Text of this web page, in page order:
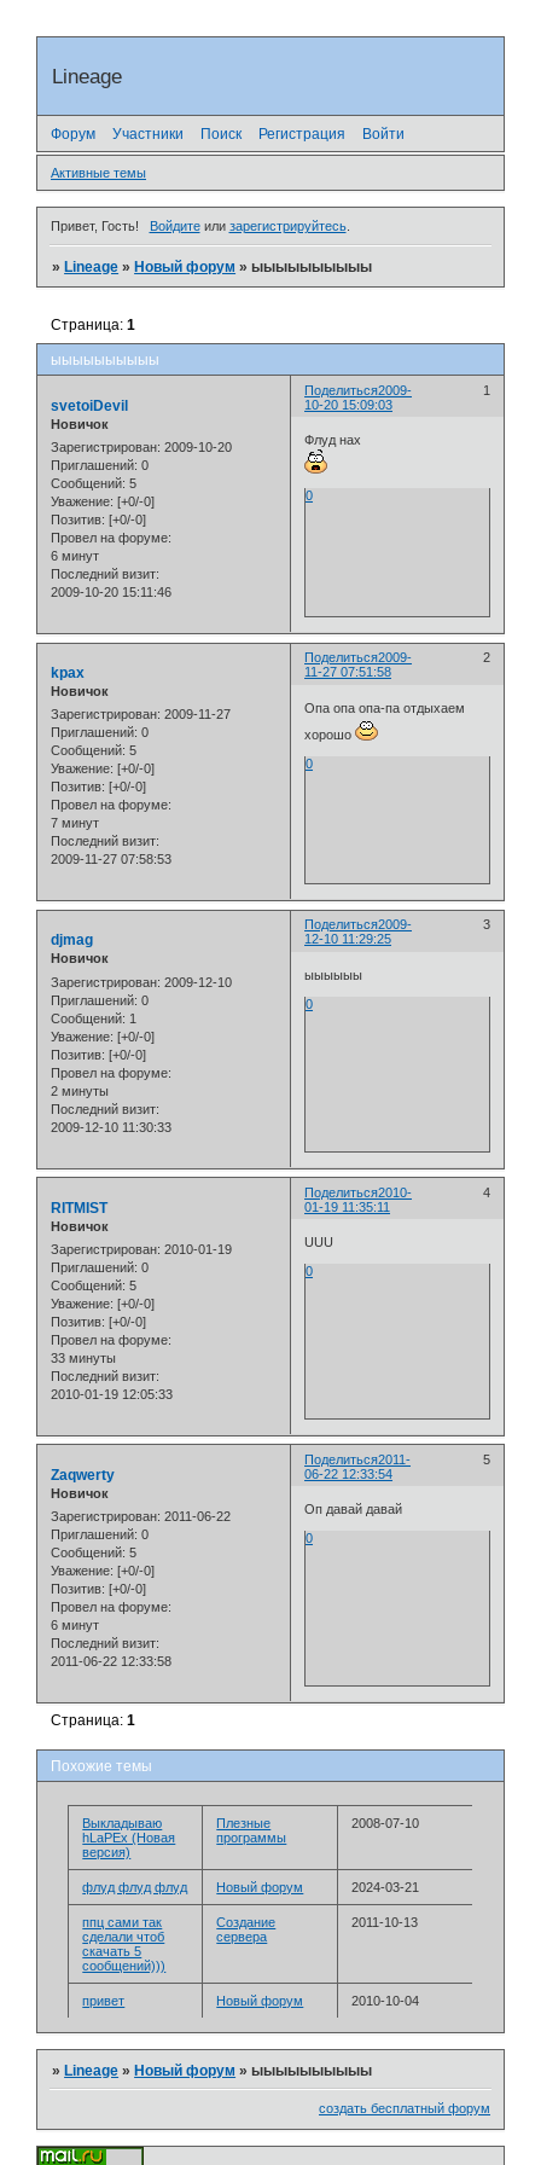
Lineage
Форум Участники Поиск Регистрация Войти
Активные темы
Привет, Гость! Войдитеили зарегистрируйтесь.
»Lineage »Новый форум »ыыыыыыыыыы
ыыыыыыыыыы
Страница:1
Поделиться 1
2009-
10-20 15:09:03
svetoiDevil
Новичок
Зарегистрирован: 2009-10-20
Приглашений: 0
Сообщений: 5
Уважение: [+0/-0]
Позитив: [+0/-0]
Провел на форуме:
6 минут
Последний визит:
2009-10-20 15:11:46
Флуд нах
0
Поделиться 2
2009-
11-27 07:51:58
kpax
Новичок
Зарегистрирован: 2009-11-27
Приглашений: 0
Сообщений: 5
Уважение: [+0/-0]
Позитив: [+0/-0]
Провел на форуме:
7 минут
Последний визит:
2009-11-27 07:58:53
Опа опа опа-па отдыхаем
хорошо
0
Поделиться 3
2009-
12-10 11:29:25
djmag
Новичок
Зарегистрирован: 2009-12-10
Приглашений: 0
Сообщений: 1
Уважение: [+0/-0]
Позитив: [+0/-0]
Провел на форуме:
2 минуты
Последний визит:
2009-12-10 11:30:33
ыыыыыы
0
Поделиться 4
2010-
01-19 11:35:11
RITMIST
Новичок
Зарегистрирован: 2010-01-19
Приглашений: 0
Сообщений: 5
Уважение: [+0/-0]
Позитив: [+0/-0]
Провел на форуме:
33 минуты
Последний визит:
2010-01-19 12:05:33
UUU
0
Поделиться 5
2011-
06-22 12:33:54
Zaqwerty
Новичок
Зарегистрирован: 2011-06-22
Приглашений: 0
Сообщений: 5
Уважение: [+0/-0]
Позитив: [+0/-0]
Провел на форуме:
6 минут
Последний визит:
2011-06-22 12:33:58
Оп давай давай
0
Страница:1
Похожие темы
Выкладываю
hLaPEx (Новая
версия)
Плезные
программы
2008-07-10
флуд флуд флуд Новый форум 2024-03-21
ппц сами так
сделали чтоб
скачать 5
сообщений)))
Создание
сервера
2011-10-13
привет Новый форум 2010-10-04
»Lineage »Новый форум »ыыыыыыыыыы
создать бесплатный форум